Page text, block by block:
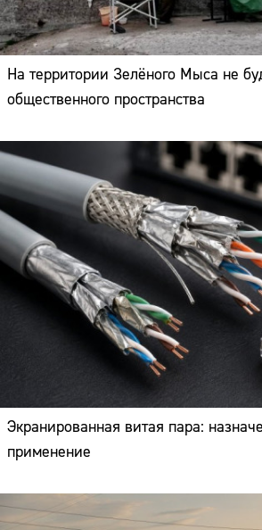
На территории Зелёного Мыса не
общественного пространства
Экранированная витая пара:
применение